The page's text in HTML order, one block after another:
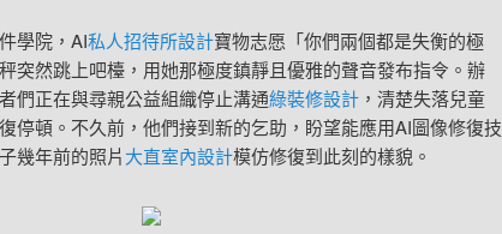
學院，AI私人招待所設計寶物志愿「你們兩個都是失衡的極
突然跳上吧檯，用她那極度鎮靜且優雅的聲音發布指令。辦
們正在與尋親公益組織停止溝通綠裝修設計，清楚失落兒童
停頓。不久前，他們接到新的乞助，盼望能應用AI圖像修復技
幾年前的照片大直室內設計模仿修復到此刻的樣貌。